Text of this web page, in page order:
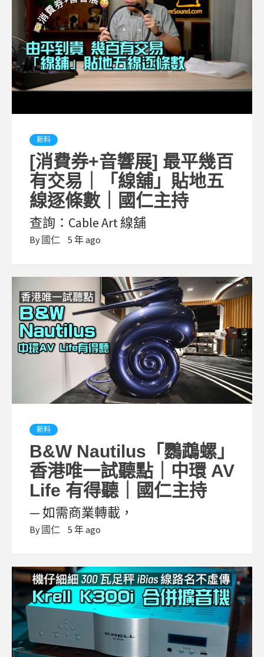
新料
[消費券+音響展] 最平幾百
有交易｜「線舖」貼地五
線逐條數｜國仁主持
查詢：Cable Art 線舖
By 國仁 5 年 ago
新料
B&W Nautilus「鸚鵡螺」
香港唯一試聽點｜中環 AV
Life 有得聽｜國仁主持
— 如需商業轉載，
By 國仁 5 年 ago